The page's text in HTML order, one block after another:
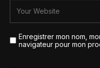
Enregistrer mon nom,
navigateur pour mon